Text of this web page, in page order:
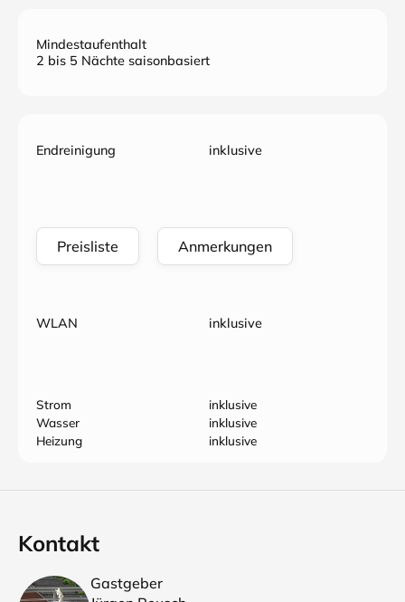
Mindestaufenthalt
2 bis 5 Nächte saisonbasiert
Endreinigung inklusive
Preisliste Anmerkungen
WLAN inklusive
Strom
inklusive
Wasser
inklusive
Heizung
inklusive
Kontakt
Gastgeber